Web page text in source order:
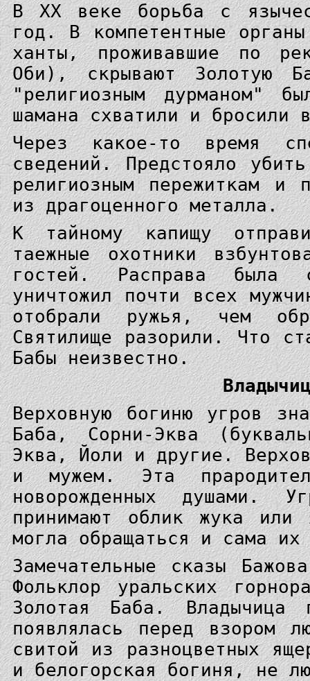
В XX веке борьба с
год. В компетентные
ханты, проживавшие по
Оби), скрывают Золотую
"религиозным дурманом"
шамана схватили и бросили
Через какое-то время
сведений. Предстояло
религиозным пережиткам и
из драгоценного металла.
К тайному капищу
таежные охотники
гостей. Расправа была
уничтожил почти всех
отобрали ружья, чем
Святилище разорили. Что
Бабы неизвестно.
Верховную богиню угров
Баба, Сорни-Эква
Эква, Йоли и другие.
и мужем. Эта
новорожденных душами.
принимают облик жука или
могла обращаться и сама их
Замечательные сказы
Фольклор уральских
Золотая Баба. Владычица
появлялась перед взором
свитой из разноцветных
и белогорская богиня, не